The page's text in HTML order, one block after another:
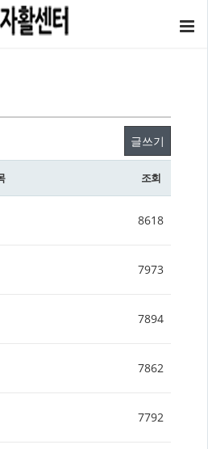
글쓰기
조회
8618
7973
7894
7862
7792